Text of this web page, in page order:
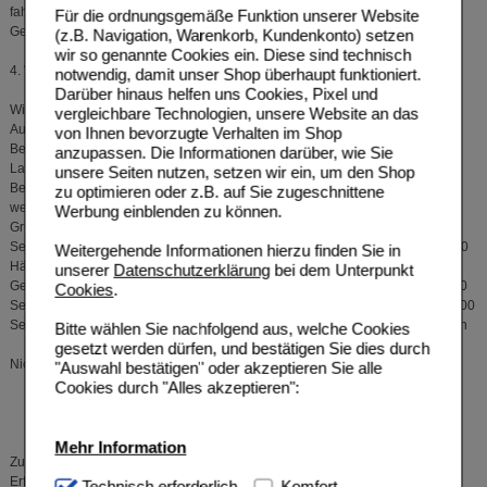
Für die ordnungsgemäße Funktion unserer Website
(z.B. Navigation, Warenkorb, Kundenkonto) setzen
wir so genannte Cookies ein. Diese sind technisch
notwendig, damit unser Shop überhaupt funktioniert.
Darüber hinaus helfen uns Cookies, Pixel und
vergleichbare Technologien, unsere Website an das
von Ihnen bevorzugte Verhalten im Shop
anzupassen. Die Informationen darüber, wie Sie
unsere Seiten nutzen, setzen wir ein, um den Shop
zu optimieren oder z.B. auf Sie zugeschnittene
Werbung einblenden zu können.
Weitergehende Informationen hierzu finden Sie in
unserer Datenschutzerklärungbei dem Unterpunkt
Cookies.
Bitte wählen Sie nachfolgend aus, welche Cookies
gesetzt werden dürfen, und bestätigen Sie dies durch
"Auswahl bestätigen" oder akzeptieren Sie alle
Cookies durch "Alles akzeptieren":
Mehr Information
fahren Sie mit der Einnahme, wie von Ihrem Arzt verordnet oder in dieser
Gebrauchsinformation beschrieben, fort.
4. WELCHE NEBENWIRKUNGEN SIND MÖGLICH?
Wie alle Arzneimittel kann Umckaloabo Nebenwirkungen haben. Die
Aufzählung umfasst alle bekannt gewordenen Nebenwirkungen unter der
Behandlung mit Umckaloabo, auch solche unter höherer Dosierung oder
Langzeittherapie.
Bei der Bewertung von Nebenwirkungen
werden folgende Häufigkeitsangaben zu
Grunde gelegt:
Sehr häufig:
mehr als 1 Behandelter von 10
Häufig:
1 bis 10 Behandelte von 100
Gelegentlich:
1 bis 10 Behandelte von 1 000
Selten:
1 bis 10 Behandelte von 10 000
Sehr selten:
weniger als 1 Behandelter von
10 000
Nicht bekannt:
Häufigkeit auf Grundlage der
verfügbaren Daten nicht
Zur Anwendung von Pelargonium-Zubereitungen liegen langjährige
Erfahrungen vor. Danach können unter Einnahme Pelargonium-haltiger